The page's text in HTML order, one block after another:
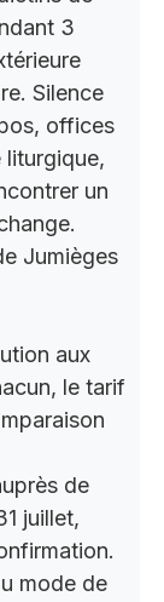
3
Silence
offices
liturgique,
un
Jumièges
aux
le tarif
de
juillet,
mode de